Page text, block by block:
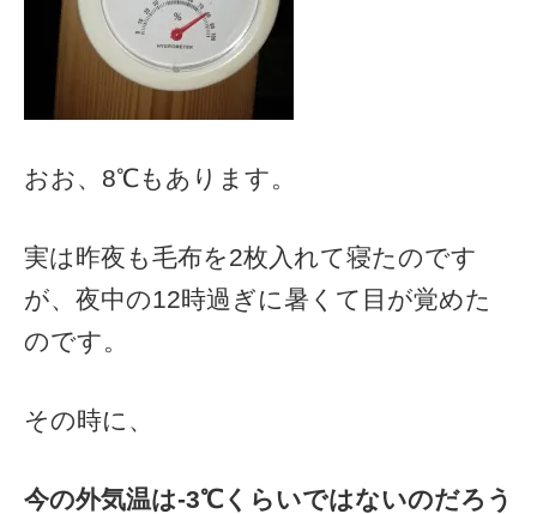
おお、8℃もあります。
実は昨夜も毛布を2枚入れて寝たのです
が、夜中の12時過ぎに暑くて目が覚めた
のです。
その時に、
今の外気温は‐3℃くらいではないのだろう